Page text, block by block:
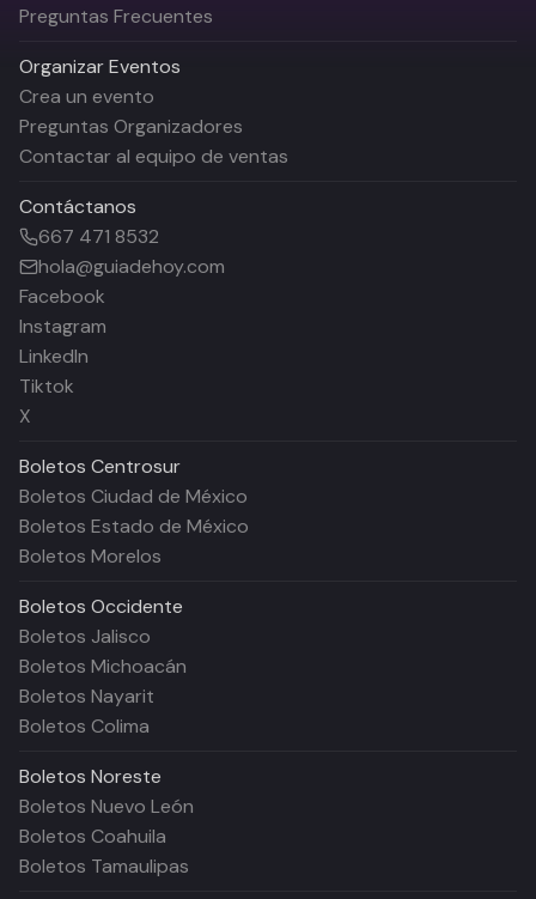
Preguntas Frecuentes
Organizar Eventos
Crea un evento
Preguntas Organizadores
Contactar al equipo de ventas
Contáctanos
667 471 8532
hola@guiadehoy.com
Facebook
Instagram
LinkedIn
Tiktok
X
Boletos Centrosur
Boletos Ciudad de México
Boletos Estado de México
Boletos Morelos
Boletos Occidente
Boletos Jalisco
Boletos Michoacán
Boletos Nayarit
Boletos Colima
Boletos Noreste
Boletos Nuevo León
Boletos Coahuila
Boletos Tamaulipas